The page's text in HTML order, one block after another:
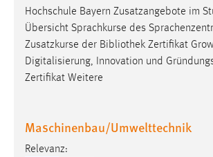
Hochschule Bayern Zusatzangebote im
Übersicht Sprachkurse des
Zusatzkurse der Bibliothek Zertifikat
Digitalisierung, Innovation und
Zertifikat Weitere
Maschinenbau/Umwelttechnik
Relevanz:
Conversion-Tracking
Cookie Laufzeit:
3 Monate
Name: